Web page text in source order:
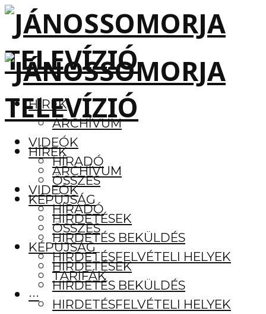
HÍREK
ARCHÍVUM
VIDEÓK
HÍRADÓ
ÖSSZES
KÉPÚJSÁG
HIRDETÉSEK
HIRDETÉS BEKÜLDÉS
HIRDETÉSFELVÉTELI HELYEK
TARIFÁK
···
HÍREK
ARCHÍVUM
VIDEÓK
HÍRADÓ
ÖSSZES
KÉPÚJSÁG
HIRDETÉSEK
HIRDETÉS BEKÜLDÉS
HIRDETÉSFELVÉTELI HELYEK